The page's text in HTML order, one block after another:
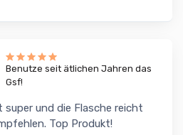
Benutze seit ätlichen Jahren das
Gsf!
und die Flasche reicht
Top Produkt!